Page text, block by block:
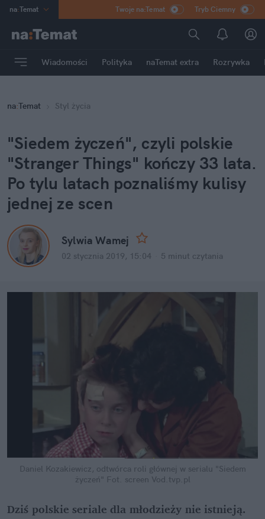
na:Temat
Poland
mama
Rozrywka
Twoje na:Temat Tryb Ciemny
Wiadomości Polityka naTemat extra Rozrywka
na:Temat Styl życia
"Siedem życzeń", czyli polskie
"Stranger Things" kończy 33 lata.
Po tylu latach poznaliśmy kulisy
jednej ze scen
Sylwia Wamej
02 stycznia 2019, 15:04 5 minut czytania
Daniel Kozakiewicz, odtwórca roli głównej w serialu "Siedem
życzeń"
Fot. screen Vod.tvp.pl
Dziś polskie seriale dla młodzieży nie istnieją.